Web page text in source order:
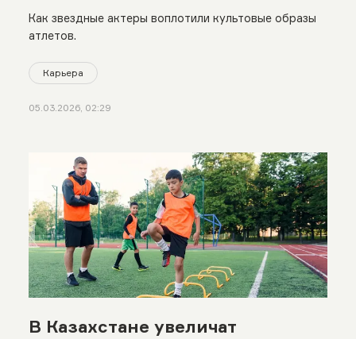
Как звездные актеры воплотили культовые образы
атлетов.
Карьера
05.03.2026, 02:29
В Казахстане увеличат